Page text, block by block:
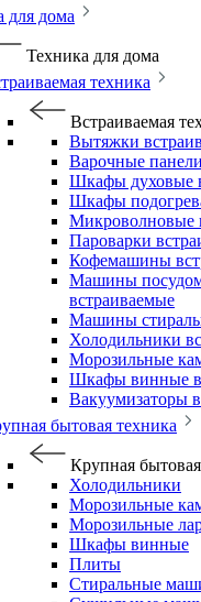
для дома
Техника для дома
техника
Встраиваемая
Вытяжки
Варочные
Шкафы духовые
Шкафы
Микроволновые
Пароварки
Кофемашины
Машины
встраиваемые
Машины
Холодильники
Морозильные
Шкафы винные
Вакуумизаторы
бытовая техника
Крупная
Холодильники
Морозильные
Морозильные
Шкафы винные
Плиты
Стиральные